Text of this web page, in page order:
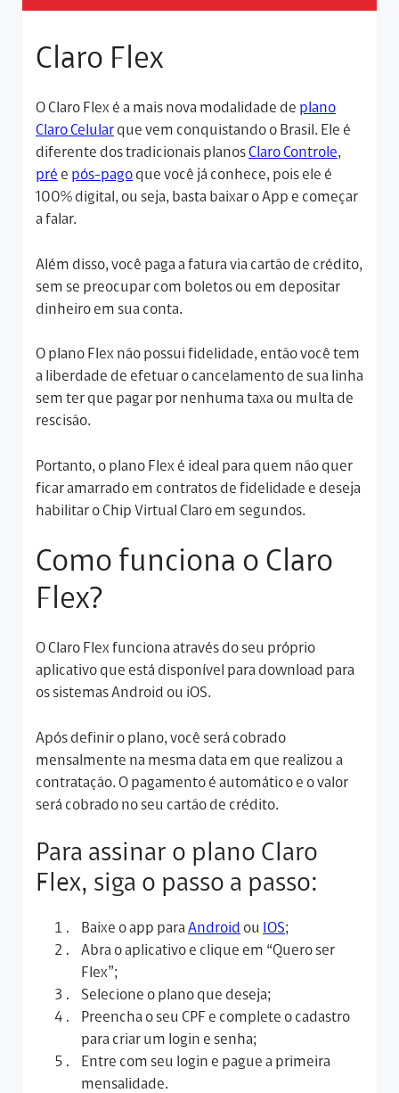
Claro Flex
O Claro Flex é a mais nova modalidade de plano
Claro Celular que vem conquistando o Brasil. Ele é
diferente dos tradicionais planosClaro Controle,
pré e pós-pago que você já conhece, pois ele é
100% digital, ou seja, basta baixar o App e começar
a falar.
Além disso, você paga a fatura via cartão de crédito,
sem se preocupar com boletos ou em depositar
dinheiro em sua conta.
O plano Flex não possui fidelidade, então você tem
a liberdade de efetuar o cancelamento de sua linha
sem ter que pagar por nenhuma taxa ou multa de
rescisão.
Portanto, o plano Flex é ideal para quem não quer
ficar amarrado em contratos de fidelidade e deseja
habilitar o Chip Virtual Claro em segundos.
Como funciona o Claro
Flex?
O Claro Flex funciona através do seu próprio
aplicativo que está disponível para download para
os sistemas Android ou iOS.
Após definir o plano, você será cobrado
mensalmente na mesma data em que realizou a
contratação. O pagamento é automático e o valor
será cobrado no seu cartão de crédito.
Para assinar o plano Claro
Flex, siga o passo a passo:
Baixe o app paraAndroid ou IOS;
Abra o aplicativo e clique em “Quero ser
Flex”;
Selecione o plano que deseja;
Preencha o seu CPF e complete o cadastro
para criar um login e senha;
Entre com seu login e pague a primeira
mensalidade.